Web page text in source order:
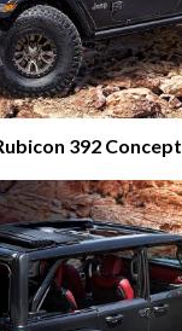
392 Concept